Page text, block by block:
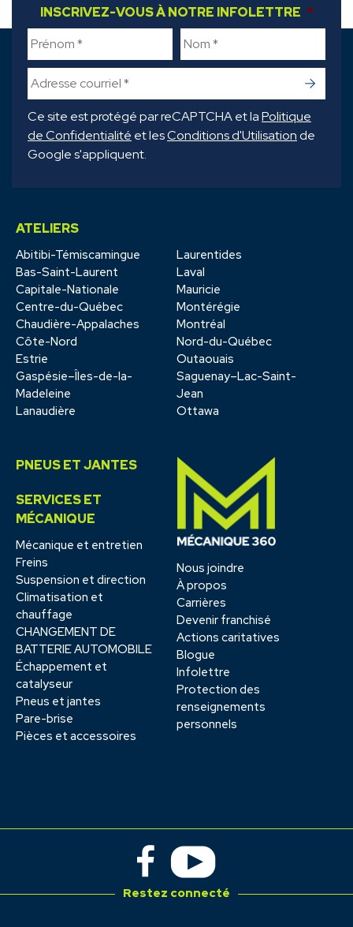
FIRST NAME * LAST NAME *
INSCRIVEZ-VOUS À NOTRE INFOLETTRE *
Ce site est protégé par reCAPTCHA et laPolitique
de Confidentialité et lesConditions d'Utilisationde
Google s'appliquent.
->
ATELIERS
Abitibi-Témiscamingue
Bas-Saint-Laurent
Capitale-Nationale
Centre-du-Québec
Chaudière-Appalaches
Côte-Nord
Estrie
Gaspésie–Îles-de-la-
Madeleine
Lanaudière
Laurentides
Laval
Mauricie
Montérégie
Montréal
Nord-du-Québec
Outaouais
Saguenay–Lac-Saint-
Jean
Ottawa
PNEUS ET JANTES
SERVICES ET
MÉCANIQUE
Mécanique et entretien
Freins
Suspension et direction
Climatisation et
chauffage
CHANGEMENT DE
BATTERIE AUTOMOBILE
Échappement et
catalyseur
Pneus et jantes
Pare-brise
Pièces et accessoires
Nous joindre
À propos
Carrières
Devenir franchisé
Actions caritatives
Blogue
Infolettre
Protection des
renseignements
personnels
Restez connecté